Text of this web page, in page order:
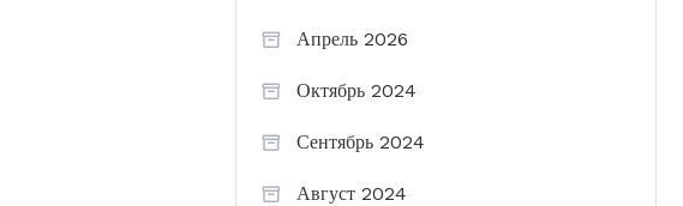
Апрель 2026
Октябрь 2024
Сентябрь 2024
Август 2024